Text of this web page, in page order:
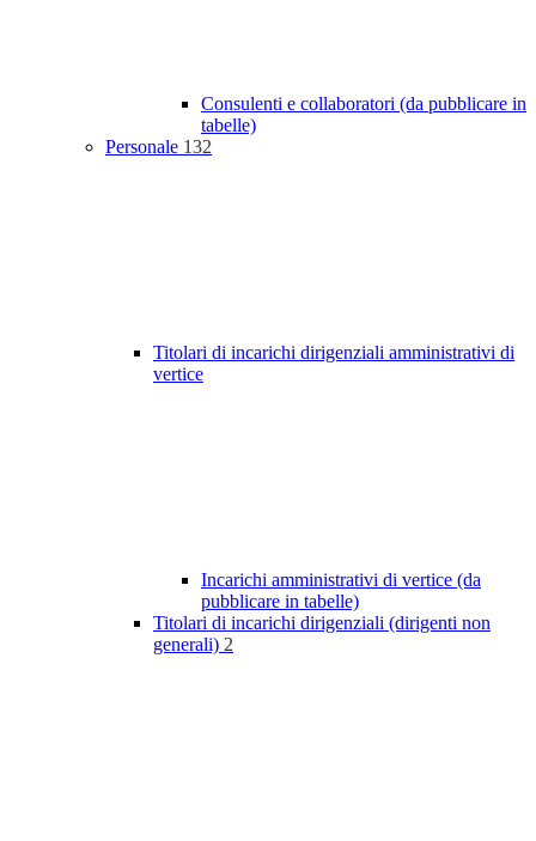
Consulenti e collaboratori (da pubblicare in
tabelle)
Personale 132
Titolari di incarichi dirigenziali amministrativi di
vertice
Incarichi amministrativi di vertice (da
pubblicare in tabelle)
Titolari di incarichi dirigenziali (dirigenti non
generali) 2